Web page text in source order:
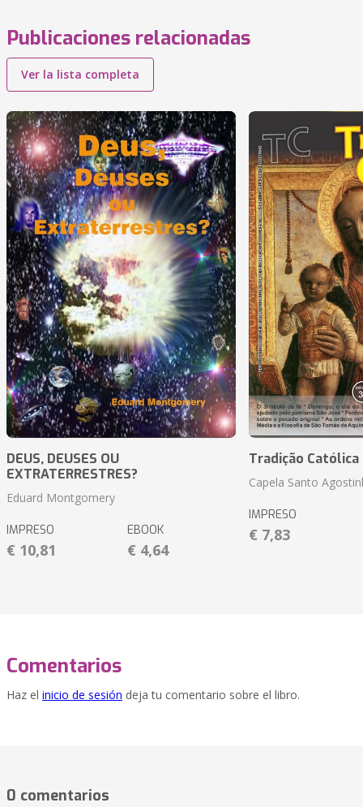
Publicaciones relacionadas
Ver la lista completa
DEUS, DEUSES OU
EXTRATERRESTRES?
Eduard Montgomery
IMPRESO
€ 10,81
EBOOK
€ 4,64
Tradição Católica
Capela Santo
IMPRESO
€ 7,83
Comentarios
Haz el inicio de sesión deja tu comentario sobre el libro.
0 comentarios